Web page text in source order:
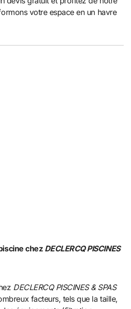
votre espace en un havre
chez DECLERCQ PISCINES
DECLERCQ PISCINES & SPAS
facteurs, tels que la taille,